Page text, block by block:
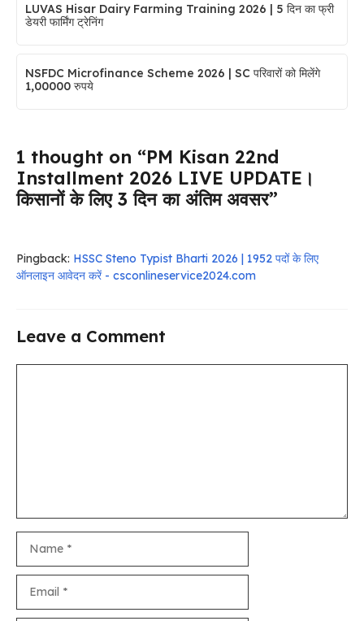
LUVAS Hisar Dairy Farming Training 2026 | 5 दिन का फ्री
डेयरी फार्मिंग ट्रेनिंग
NSFDC Microfinance Scheme 2026 | SC परिवारों को मिलेंगे
1,00000 रुपये
1 thought on “PM Kisan 22nd
Installment 2026 LIVE UPDATE।
किसानों के लिए 3 दिन का अंतिम अवसर”
Pingback: HSSC Steno Typist Bharti 2026 | 1952 पदों के लिए
ऑनलाइन आवेदन करें - csconlineservice2024.com
Leave a Comment